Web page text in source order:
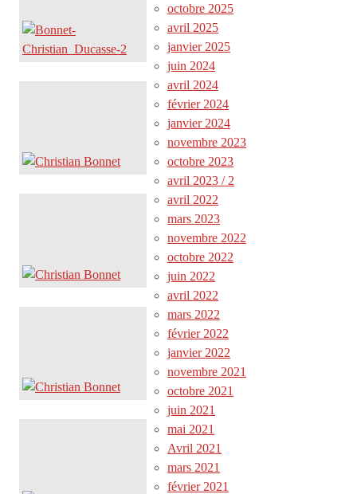
octobre 2025
avril 2025
janvier 2025
juin 2024
avril 2024
février 2024
janvier 2024
novembre 2023
octobre 2023
avril 2023 / 2
avril 2022
mars 2023
novembre 2022
octobre 2022
juin 2022
avril 2022
mars 2022
février 2022
janvier 2022
novembre 2021
octobre 2021
juin 2021
mai 2021
Avril 2021
mars 2021
février 2021